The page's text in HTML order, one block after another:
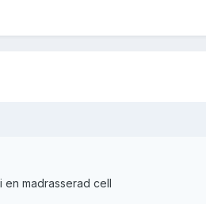
en madrasserad cell